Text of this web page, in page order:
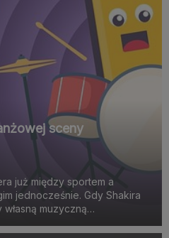
sceny
już między sportem a
jednocześnie. Gdy Shakira
muzyczną
że największe emocje